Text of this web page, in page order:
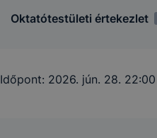
Oktatótestületi értekezlet
Időpont: 2026. jún. 28. 22:00